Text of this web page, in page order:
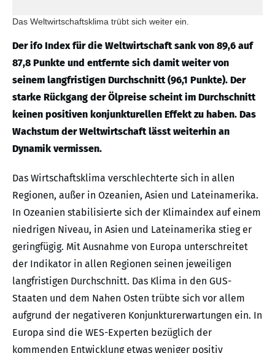
Das Weltwirtschaftsklima trübt sich weiter ein.
Der ifo Index für die Weltwirtschaft sank von 89,6 auf
87,8 Punkte und entfernte sich damit weiter von
seinem langfristigen Durchschnitt (96,1 Punkte). Der
starke Rückgang der Ölpreise scheint im Durchschnitt
keinen positiven konjunkturellen Effekt zu haben. Das
Wachstum der Weltwirtschaft lässt weiterhin an
Dynamik vermissen.
Das Wirtschaftsklima verschlechterte sich in allen
Regionen, außer in Ozeanien, Asien und Lateinamerika.
In Ozeanien stabilisierte sich der Klimaindex auf einem
niedrigen Niveau, in Asien und Lateinamerika stieg er
geringfügig. Mit Ausnahme von Europa unterschreitet
der Indikator in allen Regionen seinen jeweiligen
langfristigen Durchschnitt. Das Klima in den GUS-
Staaten und dem Nahen Osten trübte sich vor allem
aufgrund der negativeren Konjunkturerwartungen ein. In
Europa sind die WES-Experten bezüglich der
kommenden Entwicklung etwas weniger positiv